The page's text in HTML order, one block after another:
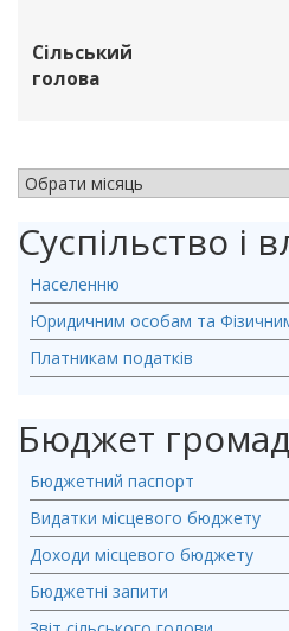
Сільський
голова
Суспільство і
Населенню
Юридичним особам та
Платникам податків
Бюджет
Бюджетний паспорт
Видатки місцевого бюджету
Доходи місцевого бюджету
Бюджетні запити